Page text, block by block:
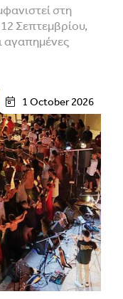
στη
Σεπτεμβρίου,
αγαπημένες
1 October 2026